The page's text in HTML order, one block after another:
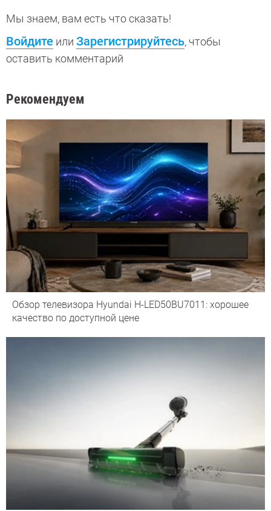
Мы знаем, вам есть что сказать!
Войдите или Зарегистрируйтесь, чтобы
оставить комментарий
Рекомендуем
Обзор телевизора Hyundai H-LED50BU7011: хорошее
качество по доступной цене